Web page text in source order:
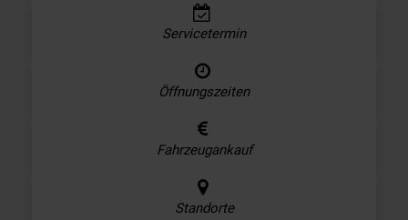
Servicetermin
Öffnungszeiten
Fahrzeugankauf
Standorte